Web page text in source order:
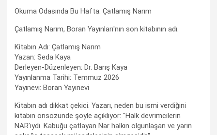
Okuma Odasında Bu Hafta: Çatlamış Narım
Çatlamış Narım, Boran Yayınları'nın son kitabının adı.
Kitabın Adı: Çatlamış Narım
Yazan: Seda Kaya
Derleyen-Düzenleyen: Dr. Barış Kaya
Yayınlanma Tarihi: Temmuz 2026
Yayınevi: Boran Yayınevi
Kitabın adı dikkat çekici. Yazarı, neden bu ismi verdiğini
kitabın önsözünde şöyle açıklıyor: "Halk devrimcilerin
NAR’ıydı. Kabuğu çatlayan Nar halkın olgunlaşan ve yarın